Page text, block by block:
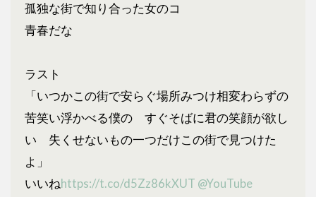
ま
と
め
孤独な街で知り合った女のコ
青春だな
ラスト
「いつかこの街で安らぐ場所みつけ相変わらずの
苦笑い浮かべる僕の すぐそばに君の笑顔が欲し
い 失くせないもの一つだけこの街で見つけた
よ」
いいねhttps://t.co/d5Zz86kXUT @YouTube